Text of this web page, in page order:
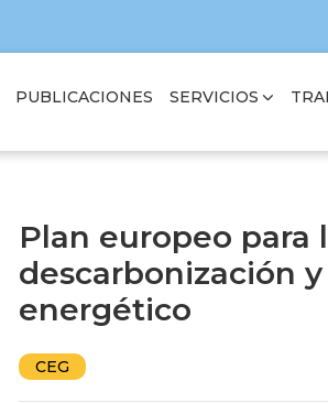
PUBLICACIONES SERVICIOS
Plan europeo para
descarbonización
energético
CEG